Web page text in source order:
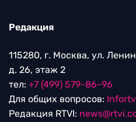
Редакция
115280, г. Москва, ул.
д. 26, этаж 2
тел: +7 (499) 579-86-96
Для общих вопросов:
Редакция RTVI: